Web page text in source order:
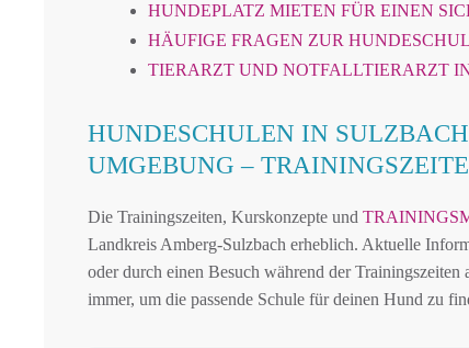
HUNDEPLATZ MIETEN FÜR EINEN
HÄUFIGE FRAGEN ZUR
TIERARZT UND NOTFALLTIERARZT
HUNDESCHULEN IN
UMGEBUNG –
Die Trainingszeiten, Kurskonzepte und
Landkreis Amberg-Sulzbach erheblich. Aktuelle
oder durch einen Besuch während der
immer, um die passende Schule für deinen Hund zu